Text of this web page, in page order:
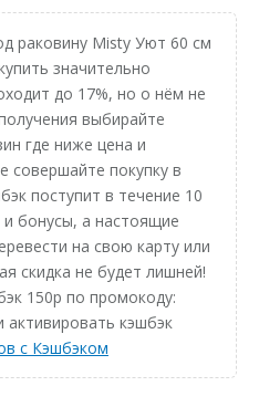
раковину Misty Уют 60 см
значительно
до 17%, но о нём не
выбирайте
где ниже цена и
совершайте покупку в
поступит в течение 10
бонусы, а настоящие
на свою карту или
скидка не будет лишней!
150р по промокоду:
кэшбэк
с Кэшбэком